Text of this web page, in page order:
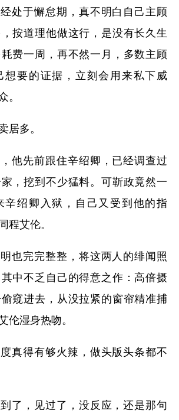
处于懈怠期，真不明白自己主顾
按道理他做这行，是没有长久生
费一周，再不然一月，多数主顾
想要的证据，立刻会用来私下威
。
居多。
他先前跟住辛绍卿，已经调查过
，挖到不少猛料。可靳政竟然一
辛绍卿入狱，自己又受到他的指
程艾伦。
也完完整整，将这两人的绯闻照
中不乏自己的得意之作：高倍摄
窥进去，从没拉紧的窗帘精准捕
伦湿身热吻。
真得有够火辣，做头版头条都不
了，见过了，没反应，还是那句